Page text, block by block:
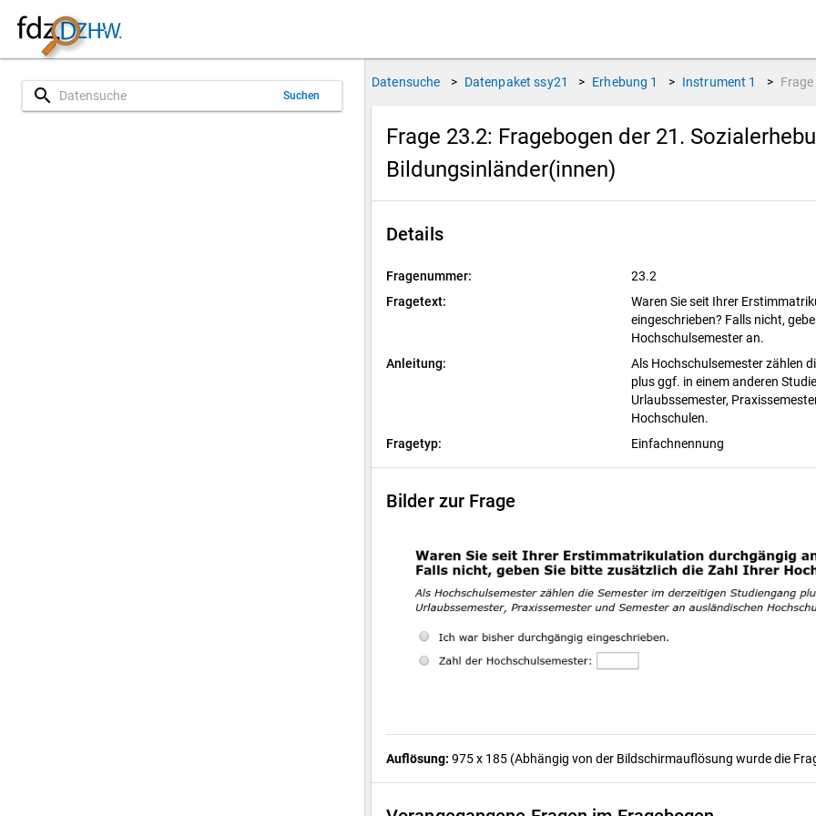
search Suchen
Datensuche > Datenpaket ssy21 > Erhebung 1 > Instrument 1 > Frage
Frage 23.2: Fragebogen der 21.
Bildungsinländer(innen)
Details
Fragenummer:
23.2
Fragetext:
Waren Sie seit Ihrer
eingeschrieben? Falls nicht,
Hochschulsemester an.
Anleitung:
Als Hochschulsemester zählen
plus ggf. in einem anderen
Urlaubssemester,
Hochschulen.
Fragetyp:
Einfachnennung
Bilder zur Frage
Auflösung: 975 x 185 (Abhängig von der Bildschirmauflösung wurde die